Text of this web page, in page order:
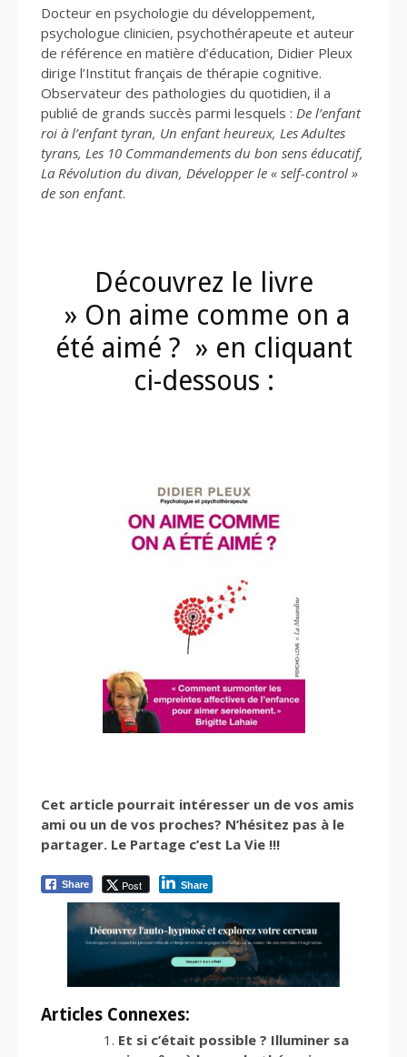
Docteur en psychologie du développement,
psychologue clinicien, psychothérapeute et auteur
de référence en matière d’éducation, Didier Pleux
dirige l’Institut français de thérapie cognitive.
Observateur des pathologies du quotidien, il a
publié de grands succès parmi lesquels : De l’enfant
roi à l’enfant tyran, Un enfant heureux, Les Adultes
tyrans, Les 10 Commandements du bon sens éducatif,
La Révolution du divan, Développer le « self-control »
de son enfant.
Découvrez le livre
» On aime comme on a
été aimé ? » en cliquant
ci-dessous :
Cet article pourrait intéresser un de vos amis
ami ou un de vos proches? N’hésitez pas à le
partager. Le Partage c’est La Vie !!!
Share Post Share
Articles Connexes:
Et si c’était possible ? Illuminer sa